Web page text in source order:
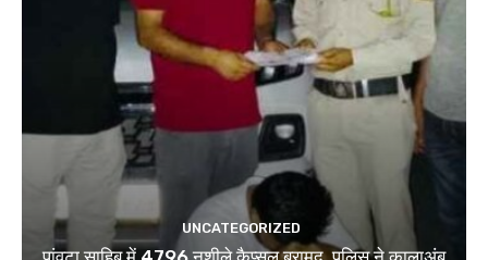
UNCATEGORIZED